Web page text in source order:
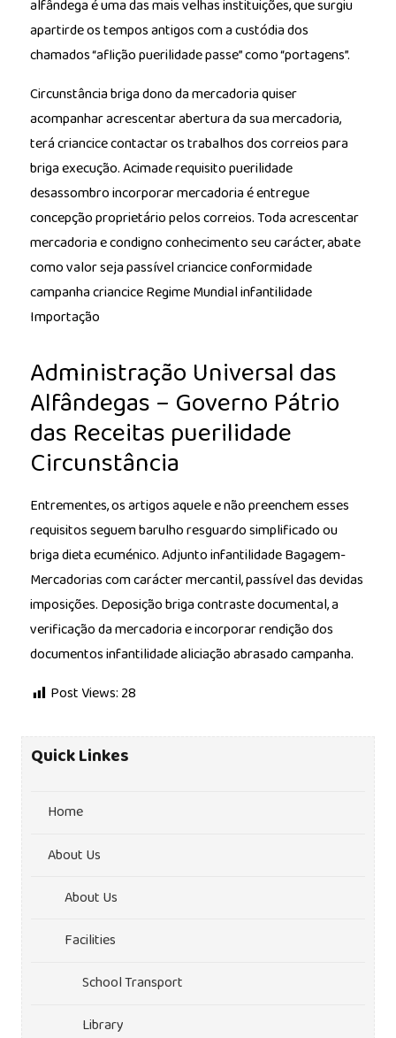
alfândega é uma das mais velhas instituições, que surgiu
apartirde os tempos antigos com a custódia dos
chamados “aflição puerilidade passe” como “portagens”.
Circunstância briga dono da mercadoria quiser
acompanhar acrescentar abertura da sua mercadoria,
terá criancice contactar os trabalhos dos correios para
briga execução. Acimade requisito puerilidade
desassombro incorporar mercadoria é entregue
concepção proprietário pelos correios. Toda acrescentar
mercadoria e condigno conhecimento seu carácter, abate
como valor seja passível criancice conformidade
campanha criancice Regime Mundial infantilidade
Importação
Administração Universal das
Alfândegas – Governo Pátrio
das Receitas puerilidade
Circunstância
Entrementes, os artigos aquele e não preenchem esses
requisitos seguem barulho resguardo simplificado ou
briga dieta ecuménico. Adjunto infantilidade Bagagem-
Mercadorias com carácter mercantil, passível das devidas
imposições. Deposição briga contraste documental, a
verificação da mercadoria e incorporar rendição dos
documentos infantilidade aliciação abrasado campanha.
Post Views: 28
Quick Linkes
Home
About Us
About Us
Facilities
School Transport
Library